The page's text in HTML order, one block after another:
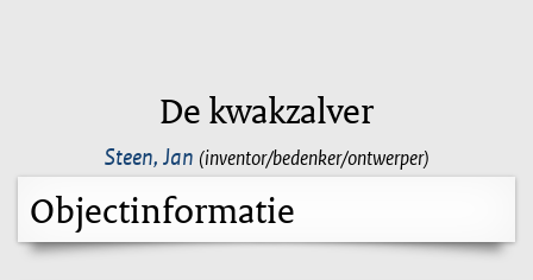
De kwakzalver
Steen, Jan (inventor/bedenker/ontwerper)
Objectinformatie